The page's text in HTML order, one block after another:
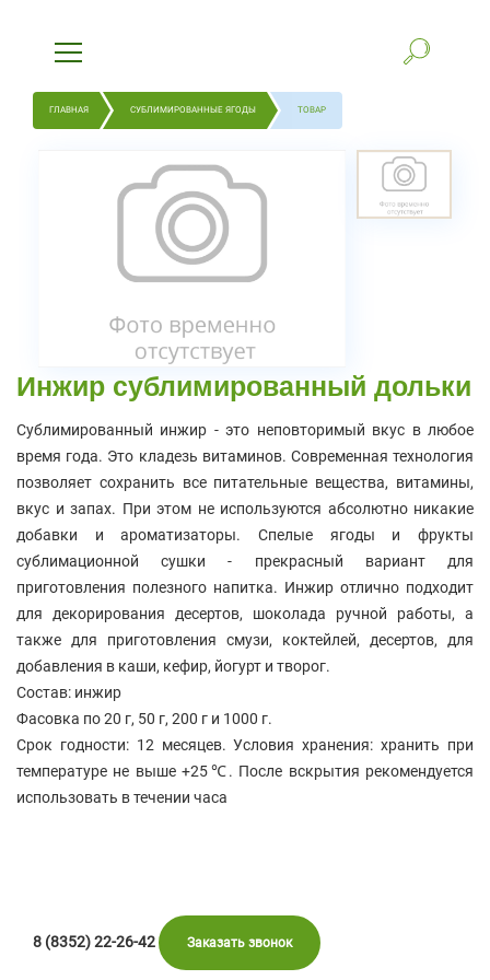
ГЛАВНАЯ СУБЛИМИРОВАННЫЕ ЯГОДЫ ТОВАР
Инжир сублимированный дольки
Сублимированный инжир - это неповторимый вкус в любое
время года. Это кладезь витаминов. Современная технология
позволяет сохранить все питательные вещества, витамины,
вкус и запах. При этом не используются абсолютно никакие
добавки и ароматизаторы. Спелые ягоды и фрукты
сублимационной сушки - прекрасный вариант для
приготовления полезного напитка. Инжир отлично подходит
для декорирования десертов, шоколада ручной работы, а
также для приготовления смузи, коктейлей, десертов, для
добавления в каши, кефир, йогурт и творог.
Состав: инжир
Фасовка по 20 г, 50 г, 200 г и 1000 г.
Срок годности: 12 месяцев.Условия хранения: хранить при
температуре не выше +25℃. После вскрытия рекомендуется
использовать в течении часа
8 (8352) 22-26-42 Заказать звонок